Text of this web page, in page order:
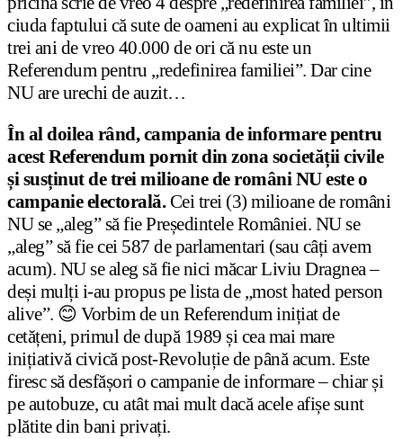
ciuda faptului că sute de oameni au explicat în ultimii
trei ani de vreo 40.000 de ori că nu este un
Referendum pentru „redefinirea familiei”. Dar cine
NU are urechi de auzit…
În al doilea rând, campania de informare pentru
acest Referendum pornit din zona societății civile
și susținut de trei milioane de români NU este o
campanie electorală.Cei trei (3) milioane de români
NU se „aleg” să fie Președintele României. NU se
„aleg” să fie cei 587 de parlamentari (sau câți avem
acum). NU se aleg să fie nici măcar Liviu Dragnea –
deși mulți i-au propus pe lista de „most hated person
alive”. 😊 Vorbim de un Referendum inițiat de
cetățeni, primul de după 1989 și cea mai mare
inițiativă civică post-Revoluție de până acum. Este
firesc să desfășori o campanie de informare – chiar și
pe autobuze, cu atât mai mult dacă acele afișe sunt
plătite din bani privați.